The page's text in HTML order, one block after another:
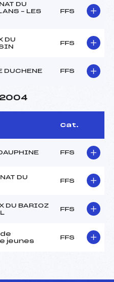
DU
– LES
FFS
DU
FFS
DUCHENE FFS
Cat.
FFS
DU
FFS
DU BARIOZ
FFS
jeunes
FFS